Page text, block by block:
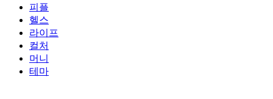
피플
헬스
라이프
컬처
머니
테마